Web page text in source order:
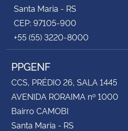
Santa Maria - RS
CEP: 97105-900
+55 (55) 3220-8000
PPGENF
CCS, PRÉDIO 26, SALA 1445
AVENIDA RORAIMA nº 1000
Bairro CAMOBI
Santa Maria - RS